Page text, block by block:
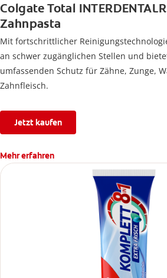
Colgate Total
Zahnpasta
Mit fortschrittlicher
an schwer zugänglichen Stellen und
umfassenden Schutz für Zähne, Zunge,
Zahnfleisch.
Jetzt kaufen
Mehr erfahren